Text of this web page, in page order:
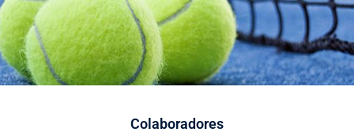
Colaboradores